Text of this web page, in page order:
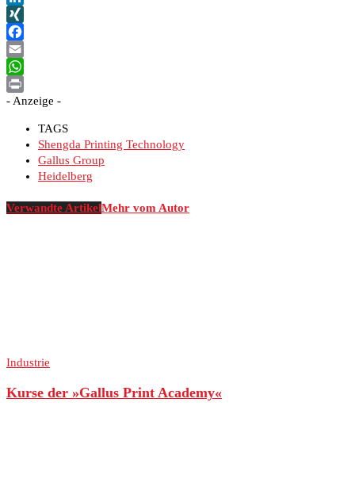
LinkedIn
XING
Facebook
Email
WhatsApp
Print
- Anzeige -
TAGS
Shengda Printing Technology
Gallus Group
Heidelberg
Verwandte ArtikelMehr vom Autor
Industrie
Kurse der »Gallus Print Academy«